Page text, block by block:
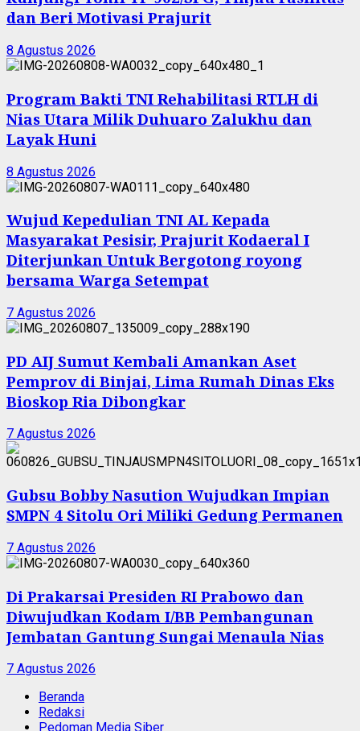
dan Beri Motivasi Prajurit
8 Agustus 2026
Program Bakti TNI Rehabilitasi RTLH di
Nias Utara Milik Duhuaro Zalukhu dan
Layak Huni
8 Agustus 2026
Wujud Kepedulian TNI AL Kepada
Masyarakat Pesisir, Prajurit Kodaeral I
Diterjunkan Untuk Bergotong royong
bersama Warga Setempat
7 Agustus 2026
PD AIJ Sumut Kembali Amankan Aset
Pemprov di Binjai, Lima Rumah Dinas Eks
Bioskop Ria Dibongkar
7 Agustus 2026
Gubsu Bobby Nasution Wujudkan Impian
SMPN 4 Sitolu Ori Miliki Gedung Permanen
7 Agustus 2026
Di Prakarsai Presiden RI Prabowo dan
Diwujudkan Kodam I/BB Pembangunan
Jembatan Gantung Sungai Menaula Nias
7 Agustus 2026
Beranda
Redaksi
Pedoman Media Siber